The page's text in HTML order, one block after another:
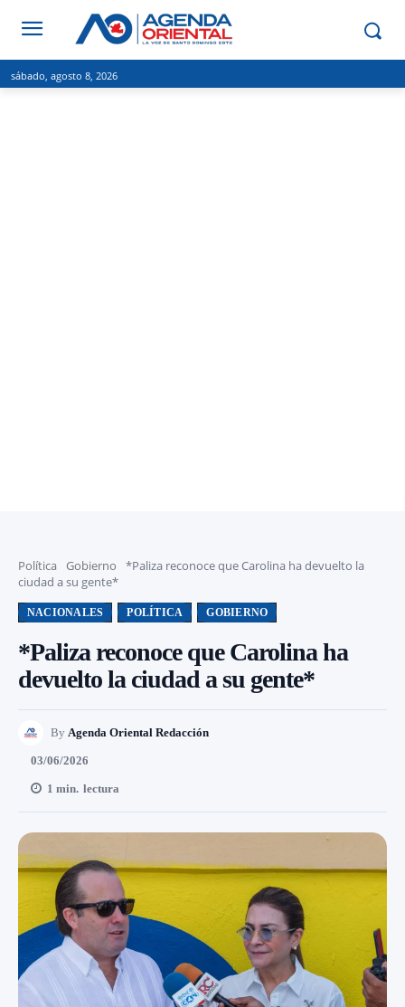
sábado, agosto 8, 2026
Política Gobierno
*Paliza reconoce que Carolina ha devuelto la
ciudad a su gente*
NACIONALES POLÍTICA GOBIERNO
*Paliza reconoce que Carolina ha
devuelto la ciudad a su gente*
By Agenda Oriental Redacción
03/06/2026
1 min. lectura